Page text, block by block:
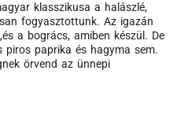
klasszikusa a halászlé,
fogyasztottunk. Az igazán
a bogrács, amiben készül. De
piros paprika és hagyma sem.
örvend az ünnepi